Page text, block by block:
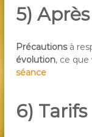
5)
Précautionsà
évolution, ce
séance
6) Tarifs